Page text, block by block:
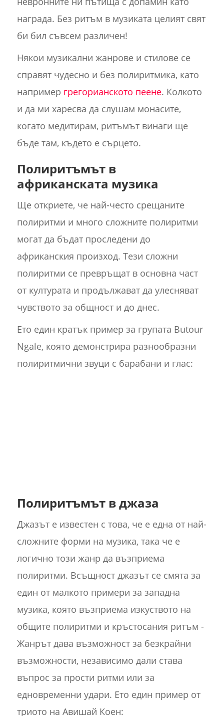
награда. Без ритъм в музиката целият свят
би бил съвсем различен!
Някои музикални жанрове и стилове се
справят чудесно и без полиритмика, като
например грегорианското пеене. Колкото
и да ми харесва да слушам монасите,
когато медитирам, ритъмът винаги ще
бъде там, където е сърцето.
Полиритъмът в
африканската музика
Ще откриете, че най-често срещаните
полиритми и много сложните полиритми
могат да бъдат проследени до
африканския произход. Тези сложни
полиритми се превръщат в основна част
от културата и продължават да улесняват
чувството за общност и до днес.
Ето един кратък пример за групата Butour
Ngale, която демонстрира разнообразни
полиритмични звуци с барабани и глас:
Полиритъмът в джаза
Джазът е известен с това, че е една от най-
сложните форми на музика, така че е
логично този жанр да възприема
полиритми. Всъщност джазът се смята за
един от малкото примери за западна
музика, която възприема изкуството на
общите полиритми и кръстосания ритъм -
Жанрът дава възможност за безкрайни
възможности, независимо дали става
въпрос за прости ритми или за
едновременни удари. Ето един пример от
триото на Авишай Коен: